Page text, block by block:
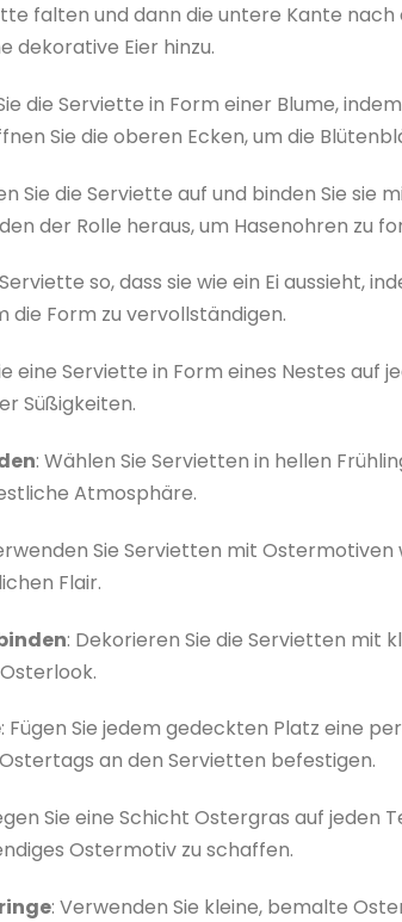
falten und dann die untere Kante
dekorative Eier hinzu.
die Serviette in Form einer Blume,
Sie die oberen Ecken, um die
Sie die Serviette auf und binden Sie sie
der Rolle heraus, um Hasenohren zu
so, dass sie wie ein Ei aussieht,
die Form zu vervollständigen.
eine Serviette in Form eines Nestes auf
Süßigkeiten.
: Wählen Sie Servietten in hellen
Atmosphäre.
Sie Servietten mit Ostermotiven
Flair.
: Dekorieren Sie die Servietten mit
: Fügen Sie jedem gedeckten Platz eine
an den Servietten befestigen.
Sie eine Schicht Ostergras auf jeden
Ostermotiv zu schaffen.
: Verwenden Sie kleine, bemalte